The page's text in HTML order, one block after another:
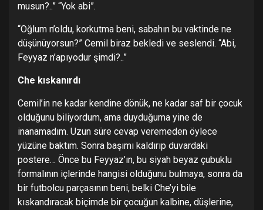
musun?..” “Yok abi”.
“Oğlum n’oldu, korkutma beni, sabahın bu vaktinde ne
düşünüyorsun?” Cemil biraz bekledi ve seslendi. “Abi,
Feyyaz n’apıyodur şimdi?..”
Che kıskanırdı
Cemil’in ne kadar kendine dönük, ne kadar saf bir çocuk
olduğunu biliyordum, ama duyduğuma yine de
inanamadım. Uzun süre cevap veremeden öylece
yüzüne baktım. Sonra başımı kaldırıp duvardaki
postere… Önce bu Feyyaz’ın, bu siyah beyaz çubuklu
formalının içlerinde hangisi olduğunu bulmaya, sonra da
bir futbolcu parçasının beni, belki Che’yi bile
kıskandıracak biçimde bir çocuğun kalbine, düşlerine,